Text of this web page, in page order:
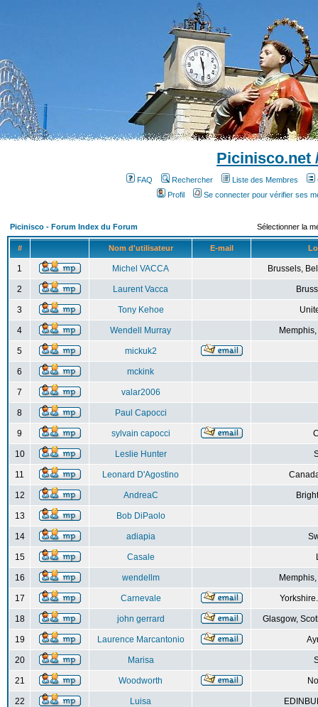
Picinisco.net
FAQ Rechercher Liste des Membres
Profil
Se connecter pour vérifier ses
Picinisco - Forum Index du Forum Sélectionner la
# Nom d'utilisateur E-mail
1 Michel VACCA Brussels,
2 Laurent Vacca
3 Tony Kehoe
4 Wendell Murray
5 mickuk2
6 mckink
7 valar2006
8 Paul Capocci
9 sylvain capocci
10 Leslie Hunter
11 Leonard D'Agostino
12 AndreaC
13 Bob DiPaolo
14 adiapia
15 Casale
16 wendellm
17 Carnevale
18 john gerrard Glasgow,
19 Laurence Marcantonio
20 Marisa
21 Woodworth
22 Luisa